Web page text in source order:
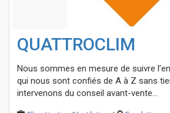
QUATTROCLIM
Nous sommes en mesure de suivre
qui nous sont confiés de A à Z sans
intervenons du conseil avant-vente...